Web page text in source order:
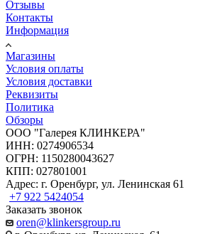
Отзывы
Контакты
Информация
Магазины
Условия оплаты
Условия доставки
Реквизиты
Политика
Обзоры
ООО "Галерея КЛИНКЕРА"
ИНН: 0274906534
ОГРН: 1150280043627
КПП: 027801001
Адрес: г. Оренбург, ул. Ленинская 61
+7 922 5424054
Заказать звонок
oren@klinkersgroup.ru